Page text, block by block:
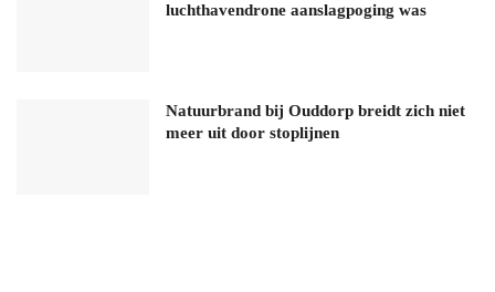
luchthavendrone aanslagpoging was
Natuurbrand bij Ouddorp breidt zich niet
meer uit door stoplijnen